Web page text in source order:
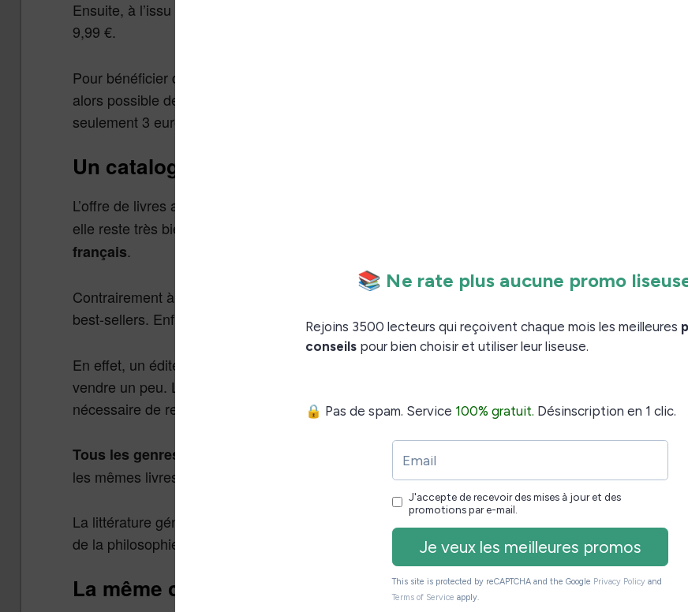
Ensuite, à l’issu des trois mois, le forfait livre audio Kobo By Fnac vous coûtera son tarif habituel :
9,99 €.
Pour bénéficier de cette offre, il faut être client d’Orange. Mais, l’offre est sans engagement, il sera
alors possible de l’arrêter au bout des 3 mois. Vous aurez alors pu écouter trois livres audios pour
seulement 3 euros.
Un catalogue de livres audios bien rempli
L’offre de livres audio
elle reste très bien fournie puisqu’on compte maintenant
français.
Contrairement à une offre classique, l’offre en livre audio ne contient que des livres connus ou des
best-sellers. Enfin, presque, puisque je connais la majorité des titres ou des auteurs du catalogue.
En effet, un éditeur se lance rarement dans la conception d’un livre audio s’il n’est pas certain d’en
vendre un peu. La fabrication d’un livre audio est en effet assez longue et complexe puisqu’il est
nécessaire de recruter un ou plusieurs narrateurs et de faire un montage sonore conséquent.
Tous les genres sont représentés
dans le catalogue et vous trouverez en passant par Orange
les mêmes livres que si vous utilisiez directement le service de Kobo.
La littérature générale est bien représentée, mais vous trouverez aussi de la romance, du thriller,
de la philosophie, de l’histoire ou de l’horreur.
La même chose chez Kobo By Fnac